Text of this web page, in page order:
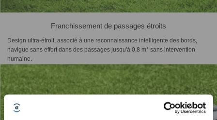
Franchissement de passages étroits
Design ultra-étroit, associé à une reconnaissance intelligente des bords,
navigue sans effort dans des passages jusqu'à 0,8 m* sans intervention
humaine.